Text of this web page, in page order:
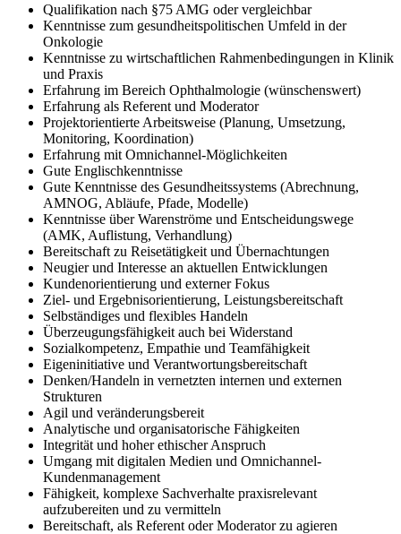
Qualifikation nach §75 AMG oder vergleichbar
Kenntnisse zum gesundheitspolitischen Umfeld in der
Onkologie
Kenntnisse zu wirtschaftlichen Rahmenbedingungen in Klinik
und Praxis
Erfahrung im Bereich Ophthalmologie (wünschenswert)
Erfahrung als Referent und Moderator
Projektorientierte Arbeitsweise (Planung, Umsetzung,
Monitoring, Koordination)
Erfahrung mit Omnichannel-Möglichkeiten
Gute Englischkenntnisse
Gute Kenntnisse des Gesundheitssystems (Abrechnung,
AMNOG, Abläufe, Pfade, Modelle)
Kenntnisse über Warenströme und Entscheidungswege
(AMK, Auflistung, Verhandlung)
Bereitschaft zu Reisetätigkeit und Übernachtungen
Neugier und Interesse an aktuellen Entwicklungen
Kundenorientierung und externer Fokus
Ziel- und Ergebnisorientierung, Leistungsbereitschaft
Selbständiges und flexibles Handeln
Überzeugungsfähigkeit auch bei Widerstand
Sozialkompetenz, Empathie und Teamfähigkeit
Eigeninitiative und Verantwortungsbereitschaft
Denken/Handeln in vernetzten internen und externen
Strukturen
Agil und veränderungsbereit
Analytische und organisatorische Fähigkeiten
Integrität und hoher ethischer Anspruch
Umgang mit digitalen Medien und Omnichannel-
Kundenmanagement
Fähigkeit, komplexe Sachverhalte praxisrelevant
aufzubereiten und zu vermitteln
Bereitschaft, als Referent oder Moderator zu agieren